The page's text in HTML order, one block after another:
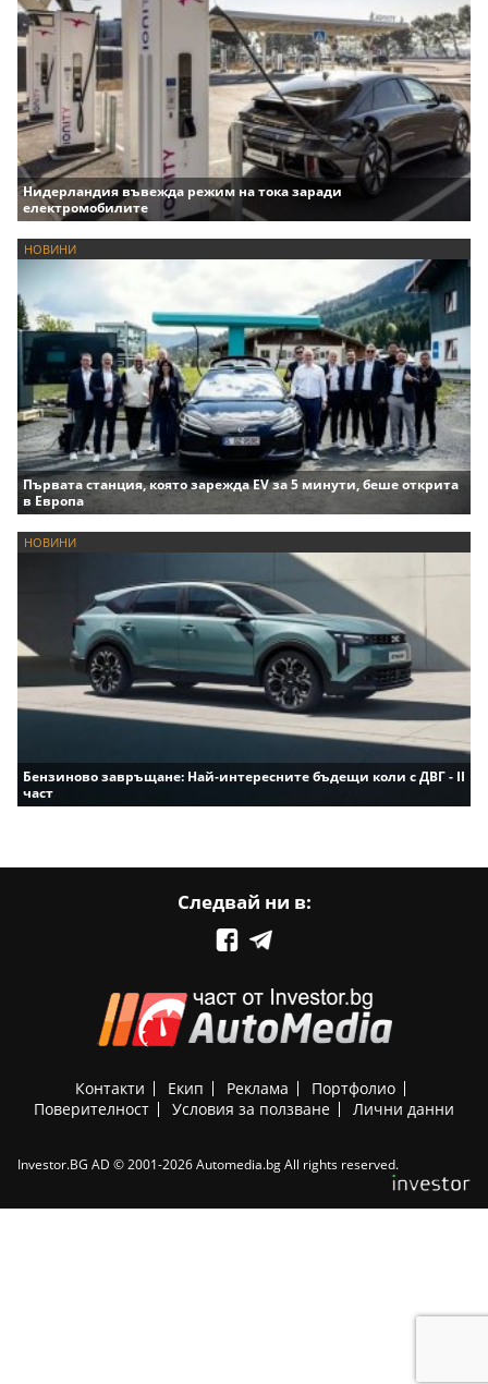
Нидерландия въвежда режим на тока заради
електромобилите
НОВИНИ
Първата станция, която зарежда EV за 5 минути, беше открита
в Европа
НОВИНИ
Бензиново завръщане: Най-интересните бъдещи коли с ДВГ - II
част
Следвай ни в:
Контакти Екип Реклама
Портфолио
Поверителност
Условия за ползване Лични данни
Investor.BG AD © 2001-2026 Automedia.bg All rights reserved.